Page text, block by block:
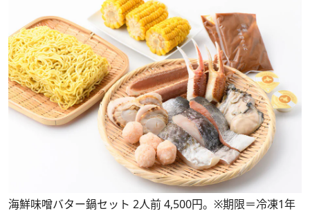
海鮮味噌バター鍋セット 2人前 4,500円。※期限＝冷凍1年